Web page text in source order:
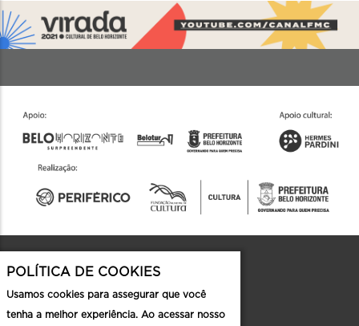
Contato
POLÍTICA DE COOKIES
Usamos cookies para assegurar que você
tenha a melhor experiência. Ao acessar nosso